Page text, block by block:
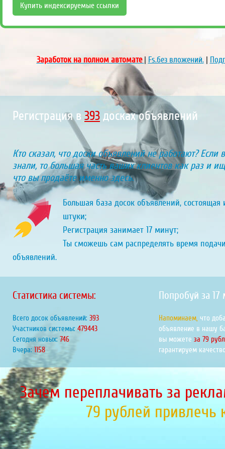
Купить индексируемые ссылки
Заработок на полном автомате| Fs.без вложений.|
Регистрация в 442 досках объявлений
Кто сказал, что доски объявлений не работают? Если
знали, то большая часть ваших клиентов как раз и
что вы продаёте именно здесь.
Большая база досок объявлений, состоящая
штуки;
Регистрация занимает 17 минут;
Ты сможешь сам распределять время
объявлений.
Статистика системы:
Всего досок объявлений: 442
Участников системы: 539292
Сегодня новых: 839
Вчера: 1303
Попробуй за 17
Напоминаем, что
объявление в нашу
вы можете за 79
гарантируем
Зачем переплачивать за
79 рублей